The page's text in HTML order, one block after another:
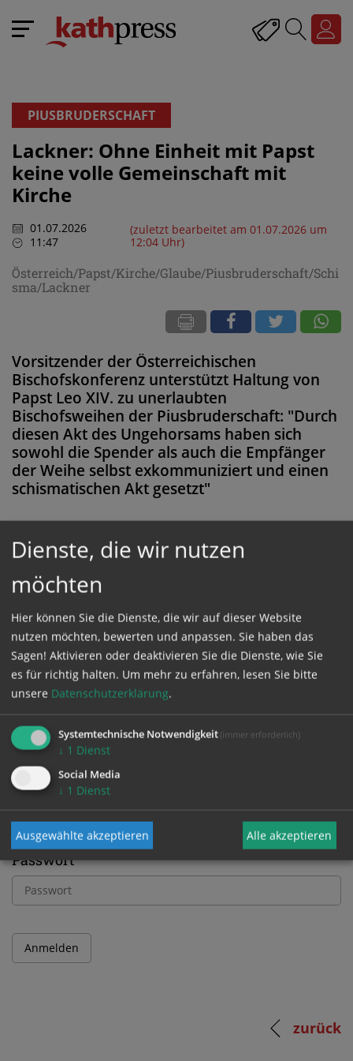
PIUSBRUDERSCHAFT
Lackner: Ohne Einheit mit Papst
keine volle Gemeinschaft mit
Kirche
01.07.2026
11:47
(zuletzt bearbeitet am 01.07.2026 um
12:04 Uhr)
Österreich/Papst/Kirche/Glaube/Piusbruderschaft/Schi
sma/Lackner
Vorsitzender der Österreichischen
Bischofskonferenz unterstützt Haltung von
Papst Leo XIV. zu unerlaubten
Bischofsweihen der Piusbruderschaft: "Durch
diesen Akt des Ungehorsams haben sich
sowohl die Spender als auch die Empfänger
der Weihe selbst exkommuniziert und einen
schismatischen Akt gesetzt"
loggen Sie sich ein, oder bestellen Sie das
ProduktKathpress_online.
GESCHÜTZTER BEREICH
Bitte melden Sie sich mit Ihrem Benutzernamen
und Passwort an.
Benutzername
Passwort
zurück
Dienste, die wir nutzen
möchten
Hier können Sie die Dienste, die wir auf dieser Website
nutzen möchten, bewerten und anpassen. Sie haben das
Sagen! Aktivieren oder deaktivieren Sie die Dienste, wie Sie
es für richtig halten. Um mehr zu erfahren, lesen Sie bitte
unsere Datenschutzerklärung.
Systemtechnische Notwendigkeit (immer erforderlich)
↓ 1 Dienst
Social Media
↓ 1 Dienst
Ausgewählte akzeptieren Alle akzeptieren